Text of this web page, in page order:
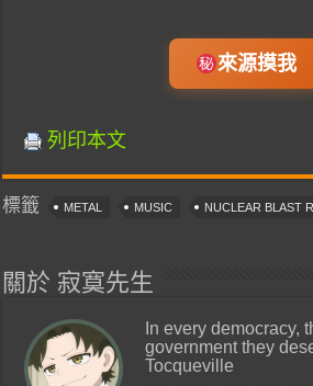
來源摸我
列印本文
標籤 METAL MUSIC NUCLEAR BLAST
關於 寂寞先生
In every democracy,
government they
Tocqueville